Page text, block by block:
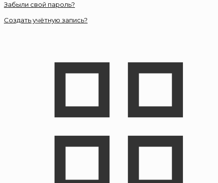
Забыли свой пароль?
Создать учётную запись?